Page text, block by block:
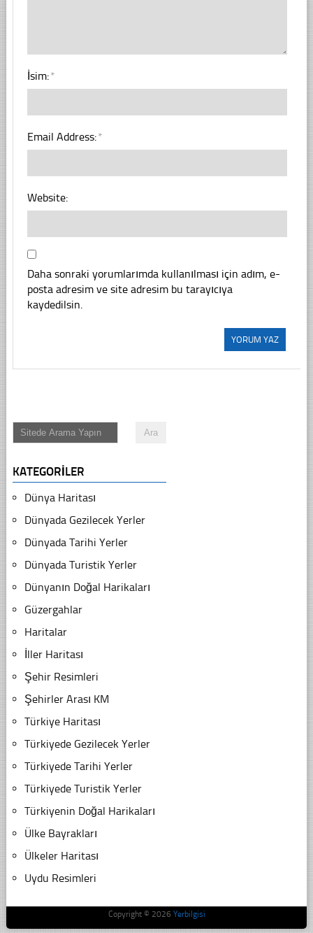
İsim:*
Email Address:*
Website:
Daha sonraki yorumlarımda kullanılması için adım, e-
posta adresim ve site adresim bu tarayıcıya
kaydedilsin.
KATEGORILER
Dünya Haritası
Dünyada Gezilecek Yerler
Dünyada Tarihi Yerler
Dünyada Turistik Yerler
Dünyanın Doğal Harikaları
Güzergahlar
Haritalar
İller Haritası
Şehir Resimleri
Şehirler Arası KM
Türkiye Haritası
Türkiyede Gezilecek Yerler
Türkiyede Tarihi Yerler
Türkiyede Turistik Yerler
Türkiyenin Doğal Harikaları
Ülke Bayrakları
Ülkeler Haritası
Uydu Resimleri
Copyright © 2026 Yerbilgisi